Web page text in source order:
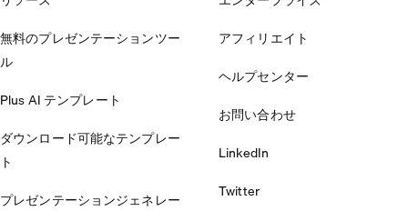
無料のプレゼンテーションツー
ル
Plus AI テンプレート
ダウンロード可能なテンプレー
ト
プレゼンテーションジェネレー
アフィリエイト
ヘルプセンター
お問い合わせ
LinkedIn
Twitter